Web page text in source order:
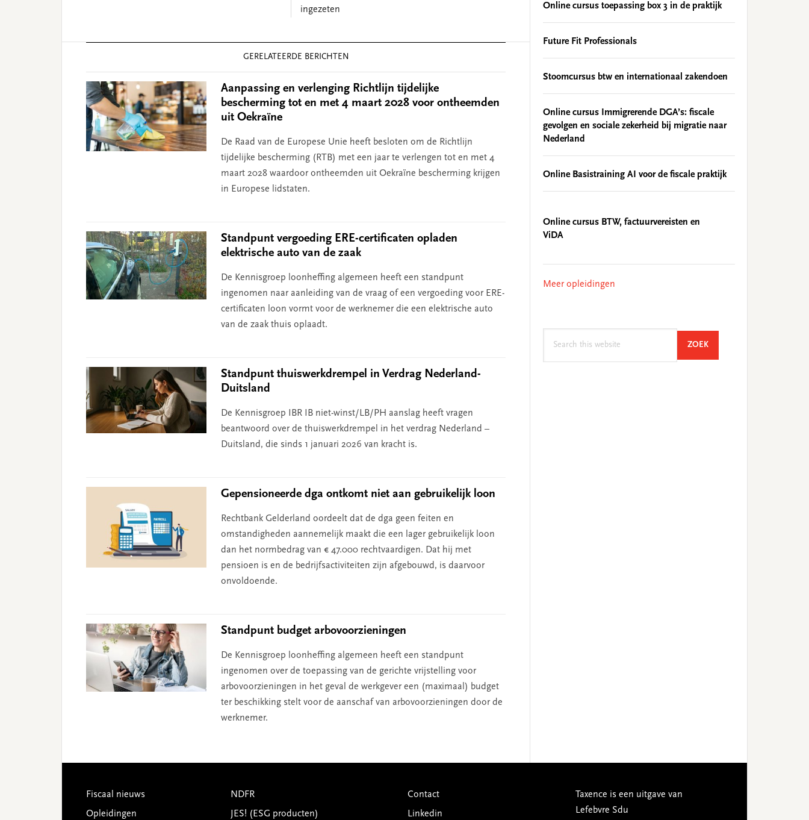
ingezeten
GERELATEERDE BERICHTEN
Aanpassing en verlenging Richtlijn tijdelijke
bescherming tot en met 4 maart 2028 voor ontheemden
uit Oekraïne
De Raad van de Europese Unie heeft besloten om de Richtlijn
tijdelijke bescherming (RTB) met een jaar te verlengen tot en met 4
maart 2028 waardoor ontheemden uit Oekraïne bescherming krijgen
in Europese lidstaten.
Standpunt vergoeding ERE-certificaten opladen
elektrische auto van de zaak
De Kennisgroep loonheffing algemeen heeft een standpunt
ingenomen naar aanleiding van de vraag of een vergoeding voor ERE-
certificaten loon vormt voor de werknemer die een elektrische auto
van de zaak thuis oplaadt.
Standpunt thuiswerkdrempel in Verdrag Nederland-
Duitsland
De Kennisgroep IBR IB niet-winst/LB/PH aanslag heeft vragen
beantwoord over de thuiswerkdrempel in het verdrag Nederland –
Duitsland, die sinds 1 januari 2026 van kracht is.
Gepensioneerde dga ontkomt niet aan gebruikelijk loon
Rechtbank Gelderland oordeelt dat de dga geen feiten en
omstandigheden aannemelijk maakt die een lager gebruikelijk loon
dan het normbedrag van € 47.000 rechtvaardigen. Dat hij met
pensioen is en de bedrijfsactiviteiten zijn afgebouwd, is daarvoor
onvoldoende.
Standpunt budget arbovoorzieningen
De Kennisgroep loonheffing algemeen heeft een standpunt
ingenomen over de toepassing van de gerichte vrijstelling voor
arbovoorzieningen in het geval de werkgever een (maximaal) budget
ter beschikking stelt voor de aanschaf van arbovoorzieningen door de
werknemer.
Online cursus toepassing box 3 in de praktijk
Future Fit Professionals
Stoomcursus btw en internationaal zakendoen
Online cursus Immigrerende DGA’s: fiscale
gevolgen en sociale zekerheid bij migratie naar
Nederland
Online Basistraining AI voor de fiscale praktijk
Online cursus BTW, factuurvereisten en
ViDA
Meer opleidingen
ZOEKSEARCH
Footer
Fiscaal nieuws
Opleidingen
NDFR
JES! (ESG producten)
Contact
Linkedin
Taxence is een uitgave van
Lefebvre Sdu